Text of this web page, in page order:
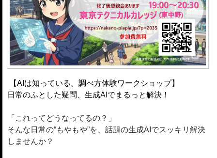
【AIは知っている。調べ方体験ワークショップ】
日常のふとした疑問、生成AIでまるっと解決！
「これってどうなってるの？」
そんな日常の“もやもや”を、話題の生成AIでスッキリ解決
しませんか？